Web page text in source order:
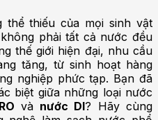
thể thiếu của mọi sinh vật
phải tất cả nước đều
thế giới hiện đại, nhu cầu
tăng, từ sinh hoạt hàng
nghiệp phức tạp. Bạn đã
biệt giữa những loại nước
và nước DI? Hãy cùng